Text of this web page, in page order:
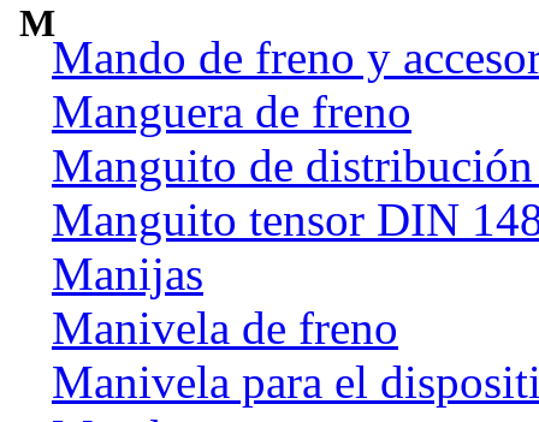
M
Mando de freno y
Manguera de freno
Manguito de
Manguito tensor DIN
Manijas
Manivela de freno
Manivela para el